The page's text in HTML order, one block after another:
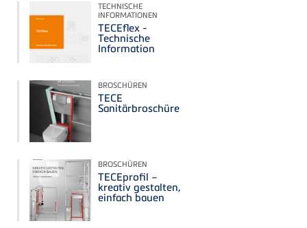
TECHNISCHE
INFORMATIONEN
TECEflex -
Technische
Information
BROSCHÜREN
TECE
Sanitärbroschüre
BROSCHÜREN
TECEprofil –
kreativ gestalten,
einfach bauen